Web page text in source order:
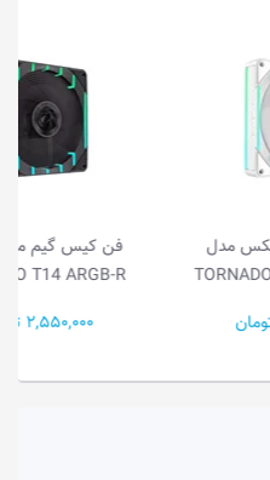
فن کیس گیم مکس مدل
TORNADO T14 ARGB-R